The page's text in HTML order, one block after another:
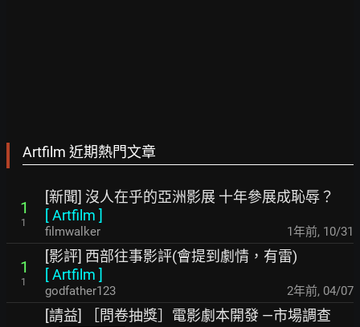
Artfilm 近期熱門文章
1
1
[新聞] 沒人在乎的亞洲影展 十年參展成恥辱？
[Artfilm ]
filmwalker 1年前, 10/31
1
1
[影評] 西部往事影評(會提到劇情，有雷)
[Artfilm ]
godfather123 2年前, 04/07
[請益] ［問卷抽獎］電影劇本開發 —市場調查